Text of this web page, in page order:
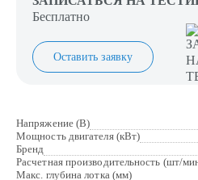
Бесплатно
Оставить заявку
Напряжение (В)
Мощность двигателя (кВт)
Бренд
Расчетная производительность (шт/
Макс. глубина лотка (мм)